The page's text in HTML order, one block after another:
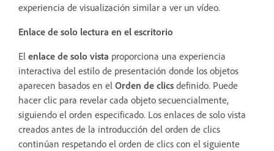
experiencia de visualización similar a ver un vídeo.
Enlace de solo lectura en el escritorio
El enlace de solo vista proporciona una experiencia
interactiva del estilo de presentación donde los objetos
aparecen basados en el Orden de clics definido. Puede
hacer clic para revelar cada objeto secuencialmente,
siguiendo el orden especificado. Los enlaces de solo vista
creados antes de la introducción del orden de clics
continúan respetando el orden de clics con el siguiente